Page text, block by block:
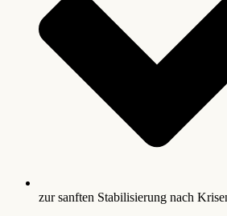
zur sanften Stabilisierung nach